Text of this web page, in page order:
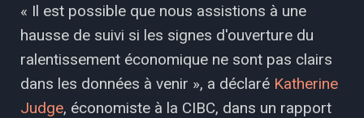
« Il est possible que nous assistions à une
hausse de suivi si les signes d'ouverture du
ralentissement économique ne sont pas clairs
dans les données à venir », a déclaré Katherine
Judge, économiste à la CIBC, dans un rapport